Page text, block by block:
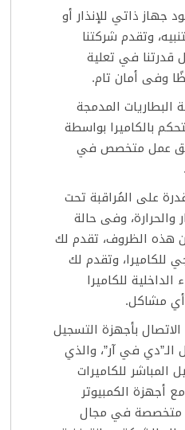
جهاز ذاتي للإنذار أو
وتقدم شركتنا
قدرتنا في تعلية
وفى أمان تام.
المدمجة
بالكاميرا بواسطة
عمل متخصص في
على المُراقبة تحت
وفى حالة
هذه الظروف، تقدم لك
للكاميرا، وتقدم لك
للكاميرا
أي مشاكل.
بأجهزة التسجيل
الـ”دي في آر”، والذي
للكاميرات
مع أجهزة الكمبيوتر
متخصصة في مجال